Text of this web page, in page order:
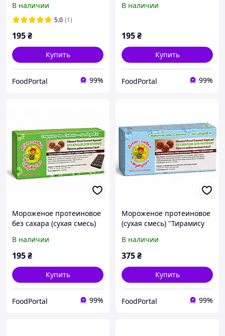
90 г
В наличии
5.0 (1)
195₴
Купить
FoodPortal 99%
90 г
В наличии
195₴
Купить
FoodPortal 99%
Мороженое протеиновое
без сахара (сухая смесь)
г
В наличии
195₴
Купить
FoodPortal 99%
Мороженое протеиновое
(сухая смесь) "Тирамису
180 г
В наличии
375₴
Купить
FoodPortal 99%